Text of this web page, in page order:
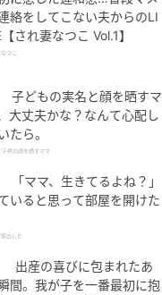
絡をしてこない夫からのLI
され妻なつこ Vol.1】
つこ
子どもの実名と顔を晒すマ
大丈夫かな？なんて心配し
たら。
子供の顔を晒すママ
ママ、生きてるよね？」
いると思って部屋を開けた
家出した
出産の喜びに包まれたあ
間。我が子を一番最初に抱